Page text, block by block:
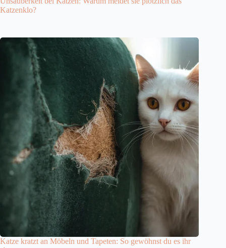
Katzenklo?
Katze kratzt an Möbeln und Tapeten: So gewöhnst du es ihr